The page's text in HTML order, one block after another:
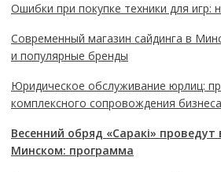
Ошибки при покупке техники для игр:
Современный магазин сайдинга в
и популярные бренды
Юридическое обслуживание юрлиц:
комплексного сопровождения бизнеса
Весенний обряд «Саракі» проведут
Минском: программа